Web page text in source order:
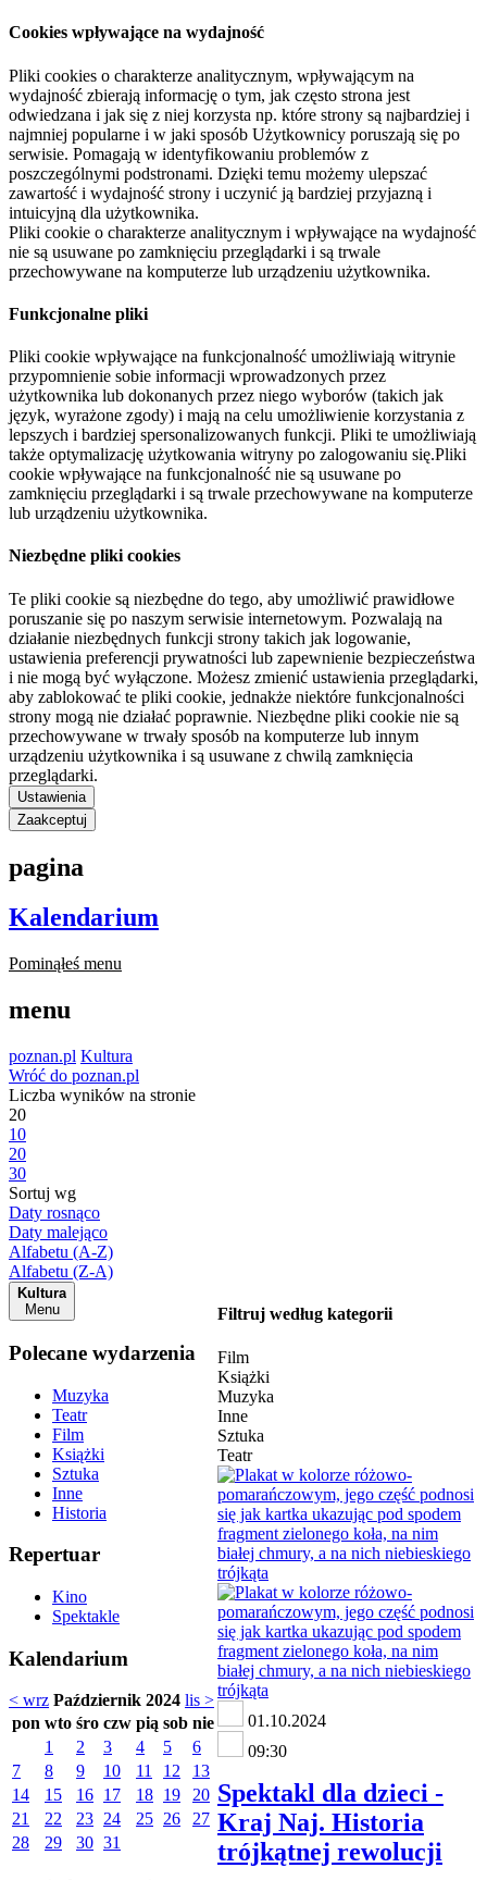
Cookies wpływające na wydajność
Pliki cookies o charakterze analitycznym, wpływającym na
wydajność zbierają informację o tym, jak często strona jest
odwiedzana i jak się z niej korzysta np. które strony są najbardziej i
najmniej popularne i w jaki sposób Użytkownicy poruszają się po
serwisie. Pomagają w identyfikowaniu problemów z
poszczególnymi podstronami. Dzięki temu możemy ulepszać
zawartość i wydajność strony i uczynić ją bardziej przyjazną i
intuicyjną dla użytkownika.
Pliki cookie o charakterze analitycznym i wpływające na wydajność
nie są usuwane po zamknięciu przeglądarki i są trwale
przechowywane na komputerze lub urządzeniu użytkownika.
Funkcjonalne pliki
Pliki cookie wpływające na funkcjonalność umożliwiają witrynie
przypomnienie sobie informacji wprowadzonych przez
użytkownika lub dokonanych przez niego wyborów (takich jak
język, wyrażone zgody) i mają na celu umożliwienie korzystania z
lepszych i bardziej spersonalizowanych funkcji. Pliki te umożliwiają
także optymalizację użytkowania witryny po zalogowaniu się.Pliki
cookie wpływające na funkcjonalność nie są usuwane po
zamknięciu przeglądarki i są trwale przechowywane na komputerze
lub urządzeniu użytkownika.
Niezbędne pliki cookies
Te pliki cookie są niezbędne do tego, aby umożliwić prawidłowe
poruszanie się po naszym serwisie internetowym. Pozwalają na
działanie niezbędnych funkcji strony takich jak logowanie,
ustawienia preferencji prywatności lub zapewnienie bezpieczeństwa
i nie mogą być wyłączone. Możesz zmienić ustawienia przeglądarki,
aby zablokować te pliki cookie, jednakże niektóre funkcjonalności
strony mogą nie działać poprawnie. Niezbędne pliki cookie nie są
przechowywane w trwały sposób na komputerze lub innym
urządzeniu użytkownika i są usuwane z chwilą zamknięcia
przeglądarki.
Ustawienia
Zaakceptuj
pagina
Kalendarium
Pominąłeś menu
menu
poznan.pl Kultura
Wróć do poznan.pl
Liczba wyników na stronie
20
10
20
30
Sortuj wg
Daty rosnąco
Daty malejąco
Alfabetu (A-Z)
Alfabetu (Z-A)
Kultura
Menu
Polecane wydarzenia
Muzyka
Teatr
Film
Książki
Sztuka
Inne
Historia
Repertuar
Kino
Spektakle
Kalendarium
< wrz Październik 2024 lis >
pon wto śro czw pią sob nie
1
2 3 4 5
6
7
8 9 10 11 12
13
14
15 16 17 18 19
20
21
22 23 24 25 26
27
28
29 30 31
Filtruj według kategorii
Film
Książki
Muzyka
Inne
Sztuka
Teatr
01.10.2024
09:30
Spektakl dla dzieci -
Kraj Naj. Historia
trójkątnej rewolucji